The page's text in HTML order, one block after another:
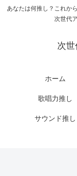
あなたは何推し？これか
次世代
次
ホーム
歌唱力推し
サウンド推し